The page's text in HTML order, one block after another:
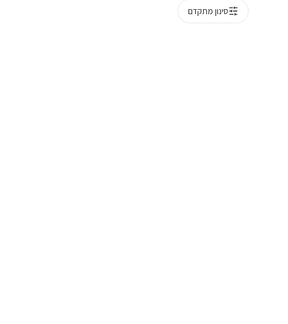
סינון מתקדם